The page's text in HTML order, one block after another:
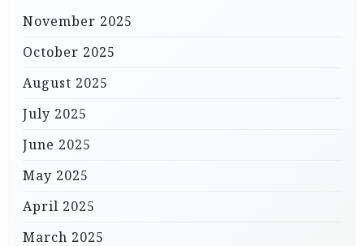
November 2025
October 2025
August 2025
July 2025
June 2025
May 2025
April 2025
March 2025